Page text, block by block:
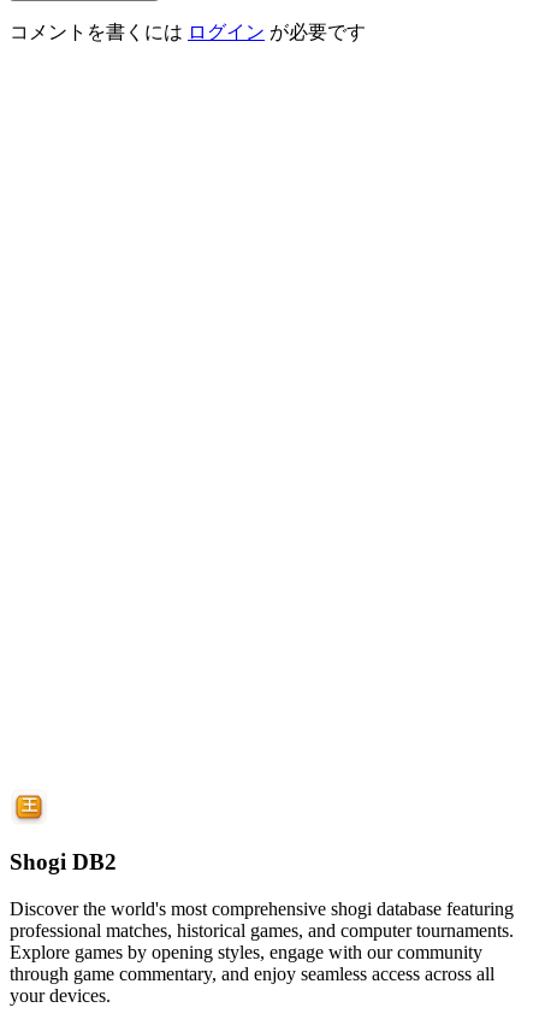
コメントを書くには ログイン が必要です
Shogi DB2
Discover the world's most comprehensive shogi database featuring
professional matches, historical games, and computer tournaments.
Explore games by opening styles, engage with our community
through game commentary, and enjoy seamless access across all
your devices.